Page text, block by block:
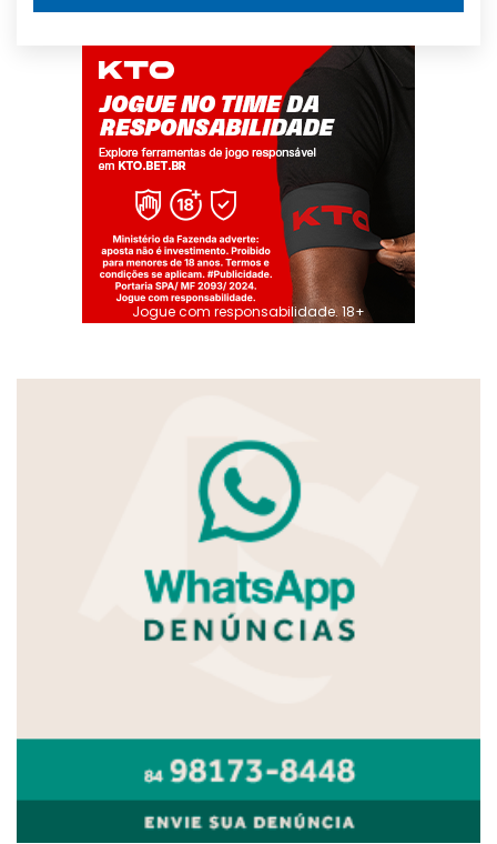
Jogue com responsabilidade. 18+